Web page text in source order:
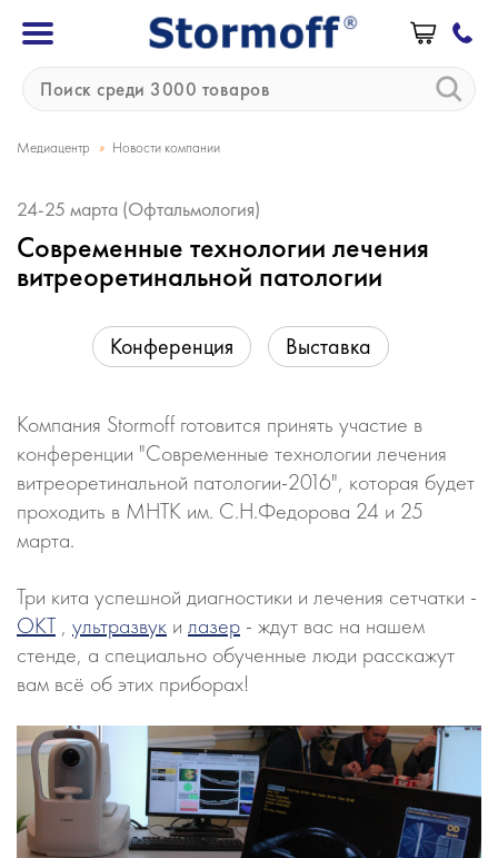
Медиацентр » Новости компании
24-25 марта (Офтальмология)
Современные технологии лечения
витреоретинальной патологии
Конференция Выставка
Компания Stormoff готовится принять участие в
конференции "Современные технологии лечения
витреоретинальной патологии-2016", которая будет
проходить в МНТК им. С.Н.Федорова 24 и 25
марта.
Три кита успешной диагностики и лечения сетчатки -
ОКТ , ультразвук и лазер - ждут вас на нашем
стенде, а специально обученные люди расскажут
вам всё об этих приборах!